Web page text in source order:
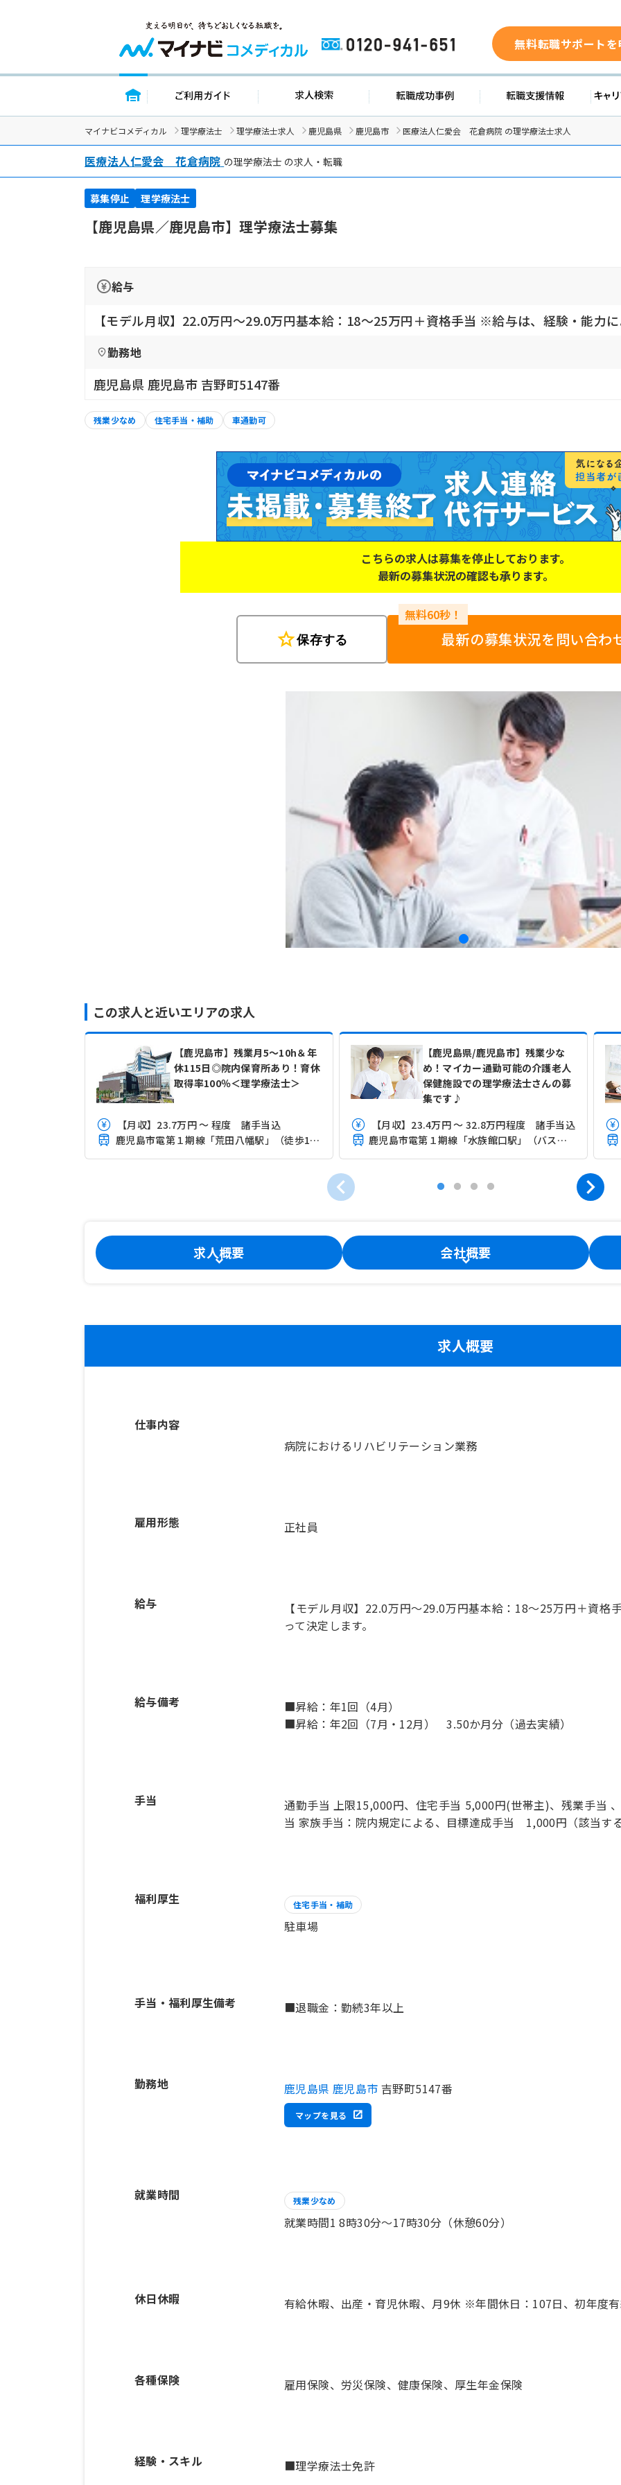
0120-941-651 無料転職サポート
トップページ ご利用ガイド 求人検索 転職成功事例 転職支
マイナビコメディカル 理学療法士 理学療法士求人 鹿児島県 鹿児島市 医療法人仁愛会 花倉病院 の理学療法士求人
医療法人仁愛会 花倉病院 の理学療法士 の求人・転職
募集停止 理学療法士
【鹿児島県／鹿児島市】理学療法士募集
給与
【モデル月収】22.0万円〜29.0万円基本給：18～25万円＋資格手当 ※給与は、経験・能力
勤務地
鹿児島県 鹿児島市 吉野町5147番
残業少なめ 住宅手当・補助 車通勤可
こちらの求人は募集を停止しております。
最新の募集状況の確認も承ります。
star保存する 最新の募集状況を問い合わ
この求人と近いエリアの求人
【鹿児島市】残業月5～10h＆年
休115日◎院内保育所あり！育休
取得率100％＜理学療法士＞
【月収】23.7万円 ～ 程度 諸手当込
鹿児島市電第１期線「荒田八幡駅」（徒歩14分）
【鹿児島県/鹿児島市】残業少な
め！マイカー通勤可能の介護老人
保健施設での理学療法士さんの募
集です♪
【月収】23.4万円 ～ 32.8万円程度 諸手当込
鹿児島市電第１期線「水族館口駅」（バス・車14分）
求人概要 会社概要
求人概要
仕事内容
病院におけるリハビリテーション業務
雇用形態 正社員
給与
【モデル月収】22.0万円〜29.0万円基本給：18～25万円＋資
って決定します。
給与備考
■昇給：年1回（4月）
■昇給：年2回（7月・12月） 3.50か月分（過去実績）
手当
通勤手当 上限15,000円、住宅手当 5,000円(世帯主)、残業手当
当 家族手当：院内規定による、目標達成手当 1,000円（該当す
福利厚生 住宅手当・補助
駐車場
手当・福利厚生備考 ■退職金：勤続3年以上
勤務地 鹿児島県 鹿児島市 吉野町5147番
マップを見る
就業時間 残業少なめ
就業時間1 8時30分〜17時30分（休憩60分）
休日休暇 有給休暇、出産・育児休暇、月9休 ※年間休日：107日、初年度
各種保険 雇用保険、労災保険、健康保険、厚生年金保険
経験・スキル ■理学療法士免許